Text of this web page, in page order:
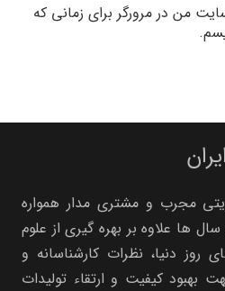
من در مرورگر برای زمانی که
مجرب و مشتری مدار همواره
ها علاوه بر بهره گیری از علوم
روز دنیا، نظرات کارشناسانه و
بهبود کیفیت و ارتقاء تولیدات